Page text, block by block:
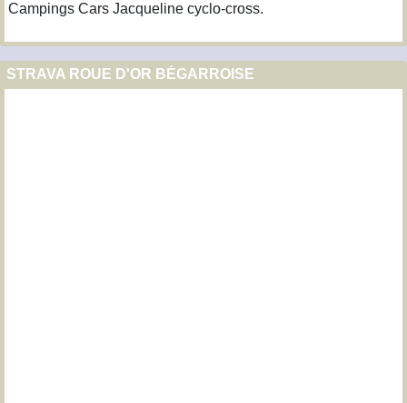
Campings Cars Jacqueline cyclo-cross.
STRAVA ROUE D'OR BÉGARROISE